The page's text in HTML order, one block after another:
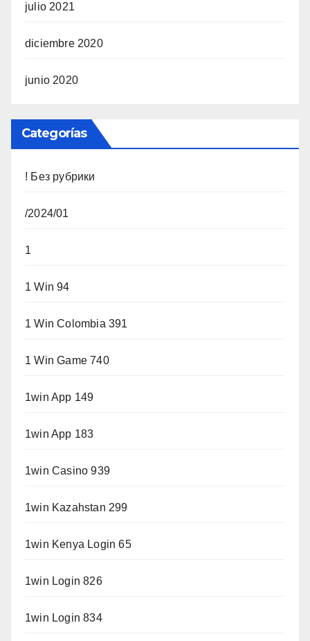
julio 2021
diciembre 2020
junio 2020
Categorías
! Без рубрики
/2024/01
1
1 Win 94
1 Win Colombia 391
1 Win Game 740
1win App 149
1win App 183
1win Casino 939
1win Kazahstan 299
1win Kenya Login 65
1win Login 826
1win Login 834